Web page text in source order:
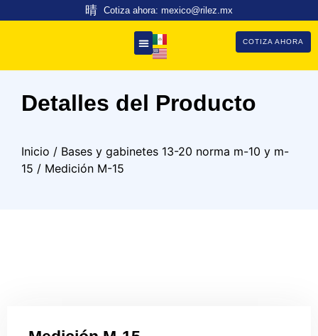
Cotiza ahora: mexico@rilez.mx
COTIZA AHORA
Detalles del Producto
Inicio / Bases y gabinetes 13-20 norma m-10 y m-
15 / Medición M-15